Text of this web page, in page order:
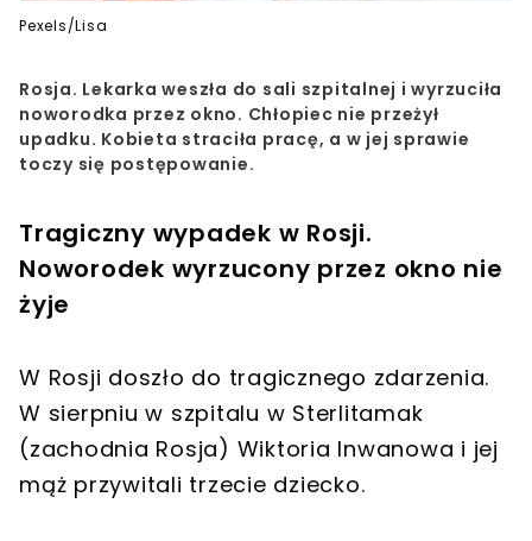
Pexels/Lisa
Rosja. Lekarka weszła do sali szpitalnej i wyrzuciła
noworodka przez okno. Chłopiec nie przeżył
upadku. Kobieta straciła pracę, a w jej sprawie
toczy się postępowanie.
Tragiczny wypadek w Rosji.
Noworodek wyrzucony przez okno nie
żyje
W Rosji doszło do tragicznego zdarzenia.
W sierpniu w szpitalu w Sterlitamak
(zachodnia Rosja) Wiktoria Inwanowa i jej
mąż przywitali trzecie dziecko.